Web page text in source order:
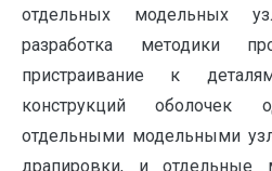
отдельных модельных
разработка методики
пристраивание к
конструкций
отдельными модельными
драпировки, и отдельные